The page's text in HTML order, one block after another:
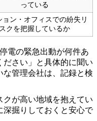
っている
ョン・オフィスでの紛失リ
スクを把握しているか
電の緊急出動が何件あ
ださい」と具体的に聞い
管理会社は、記録と検
クが高い地域を抱えてい
深掘りしておくと安心で